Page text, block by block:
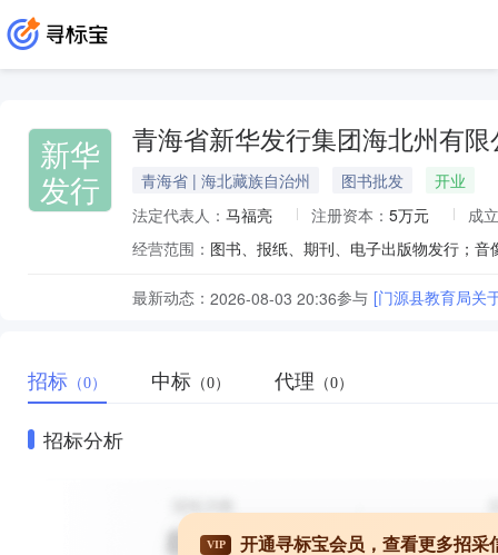
新华
发行
青海省新华发行集团海北州有限
青海省 | 海北藏族自治州 图书批发
开业
法定代表人： 马福亮 注册资本： 5万元
成
经营范围：
最新动态： 2026-08-03 20:36参与 [门源县教育局关
招标 （0） 中标 （0） 代理 （0）
招标分析
VIP 开通寻标宝会员，查看更多招采